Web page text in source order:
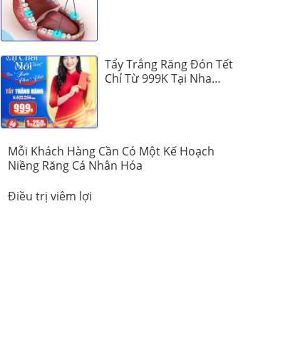
Tẩy Trắng Răng Đón Tết
Chỉ Từ 999K Tại Nha
Mỗi Khách Hàng Cần Có Một Kế Hoạch
Niềng Răng Cá Nhân Hóa
Điều trị viêm lợi